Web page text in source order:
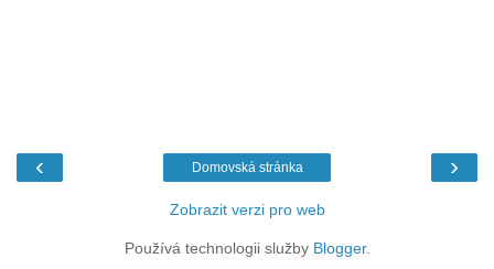
‹ ›
Domovská stránka
Zobrazit verzi pro web
Používá technologii služby Blogger.